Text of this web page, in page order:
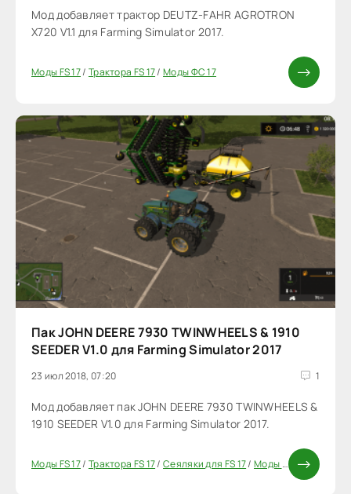
Мод добавляет трактор DEUTZ-FAHR AGROTRON
X720 V1.1 для Farming Simulator 2017.
Моды FS 17/ Трактора FS 17/Моды ФС 17
Пак JOHN DEERE 7930 TWINWHEELS & 1910
SEEDER V1.0 для Farming Simulator 2017
23 июл 2018, 07:20 1
Мод добавляет пак JOHN DEERE 7930 TWINWHEELS &
1910 SEEDER V1.0 для Farming Simulator 2017.
Моды FS 17/ Трактора FS 17/Сеяляки для FS 17/Моды ФС 17 / Паки